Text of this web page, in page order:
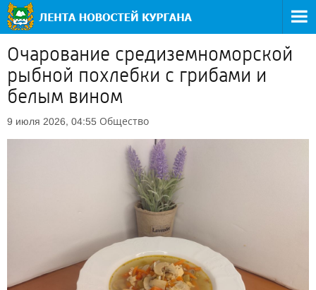
Очарование средиземноморской
рыбной похлебки с грибами и
белым вином
9 июля 2026, 04:55 Общество